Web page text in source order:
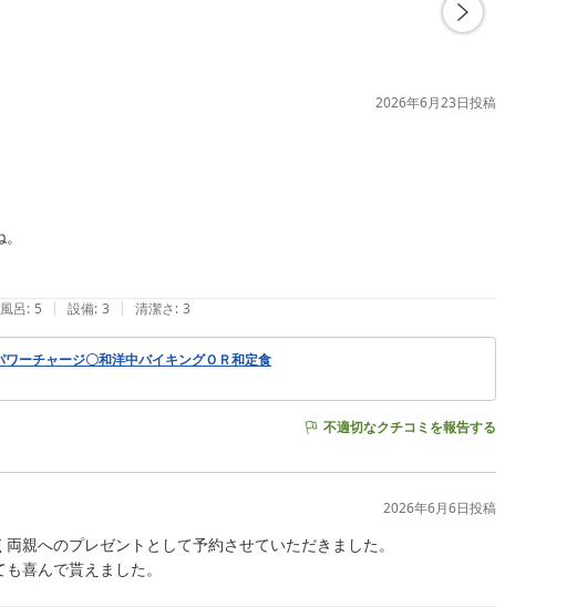
2026年6月23日投稿
呂: 5 | 設備: 3 | 清潔さ: 3
ーチャージ〇和洋中バイキングＯＲ和定食
不適切なクチコミを報告する
2026年6月6日投稿
親へのプレゼントとして予約させていただきました。
喜んで貰えました。